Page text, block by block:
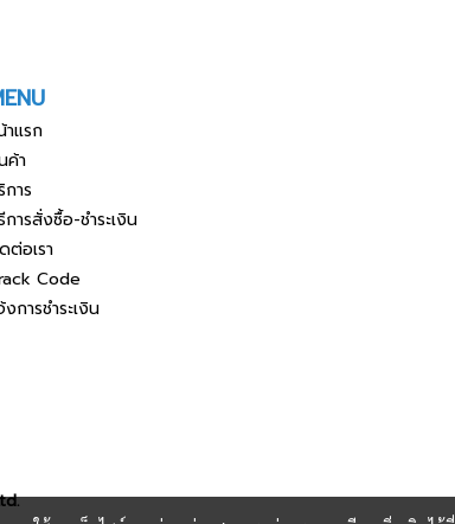
าแรก
ค้า
การ
การสั่งซื้อ-ชำระเงิน
ต่อเรา
Code
งการชำระเงิน